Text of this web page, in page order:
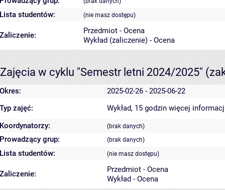
Lista studentów: (nie masz dostępu)
Zaliczenie:
Przedmiot - Ocena
Wykład (zaliczenie) - Ocena
Zajęcia w cyklu "Semestr letni 2024/2025"
Okres:
2025-02-26 - 2025-06-22
Typ zajęć:
Wykład, 15 godzin więcej
Koordynatorzy:
(brak danych)
Prowadzący grup: (brak danych)
Lista studentów: (nie masz dostępu)
Zaliczenie:
Przedmiot - Ocena
Wykład - Ocena